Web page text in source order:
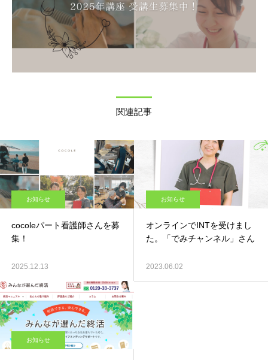
関連記事
お知らせ
cocoleパート看護師さんを募
集！
2025.12.13
お知らせ
オンラインでINTを受けまし
た。「でみチャンネル」さん
2023.06.02
お知らせ